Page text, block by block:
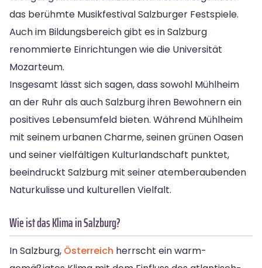
das berühmte Musikfestival Salzburger Festspiele.
Auch im Bildungsbereich gibt es in Salzburg
renommierte Einrichtungen wie die Universität
Mozarteum.
Insgesamt lässt sich sagen, dass sowohl Mühlheim
an der Ruhr als auch Salzburg ihren Bewohnern ein
positives Lebensumfeld bieten. Während Mühlheim
mit seinem urbanen Charme, seinen grünen Oasen
und seiner vielfältigen Kulturlandschaft punktet,
beeindruckt Salzburg mit seiner atemberaubenden
Naturkulisse und kulturellen Vielfalt.
Wie ist das Klima in Salzburg?
In Salzburg, Österreich herrscht ein warm-